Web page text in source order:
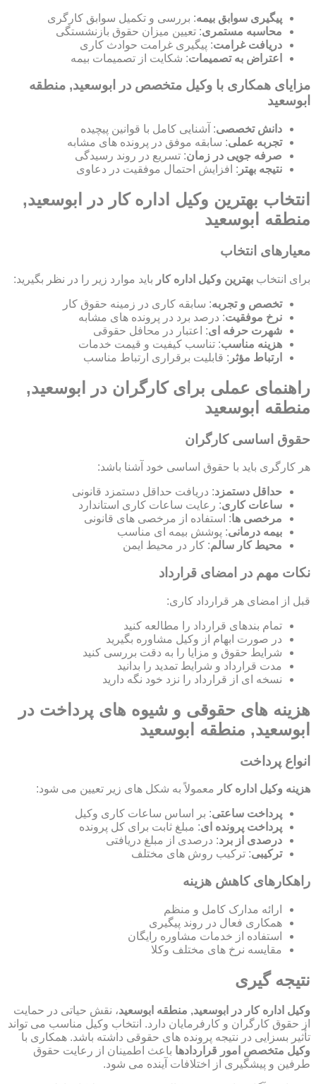
پیگیری سوابق بیمه: بررسی و تکمیل سوابق کارگری
محاسبه مستمری: تعیین میزان حقوق بازنشستگی
دریافت غرامت: پیگیری غرامت حوادث کاری
اعتراض به تصمیمات: شکایت از تصمیمات بیمه
مزایای همکاری با وکیل متخصص در ابوسعید, منطقه
ابوسعید
دانش تخصصی: آشنایی کامل با قوانین پیچیده
تجربه عملی: سابقه موفق در پرونده های مشابه
صرفه جویی در زمان: تسریع در روند رسیدگی
نتیجه بهتر : افزایش احتمال موفقیت در دعاوی
انتخاب بهترین وکیل اداره کار در ابوسعید,
منطقه ابوسعید
معیارهای انتخاب
برای انتخاب بهترین وکیل اداره کار باید موارد زیر را در نظر بگیرید:
تخصص و تجربه: سابقه کاری در زمینه حقوق کار
نرخ موفقیت: درصد برد در پرونده های مشابه
شهرت حرفه ای: اعتبار در محافل حقوقی
هزینه مناسب: تناسب کیفیت و قیمت خدمات
ارتباط مؤثر : قابلیت برقراری ارتباط مناسب
راهنمای عملی برای کارگران در ابوسعید,
منطقه ابوسعید
حقوق اساسی کارگران
هر کارگری باید با حقوق اساسی خود آشنا باشد:
حداقل دستمزد: دریافت حداقل دستمزد قانونی
ساعات کاری: رعایت ساعات کاری استاندارد
مرخصی ها: استفاده از مرخصی های قانونی
بیمه درمانی: پوشش بیمه ای مناسب
محیط کار سالم: کار در محیط ایمن
نکات مهم در امضای قرارداد
قبل از امضای هر قرارداد کاری:
تمام بندهای قرارداد را مطالعه کنید
در صورت ابهام از وکیل مشاوره بگیرید
شرایط حقوق و مزایا را به دقت بررسی کنید
مدت قرارداد و شرایط تمدید را بدانید
نسخه ای از قرارداد را نزد خود نگه دارید
هزینه های حقوقی و شیوه های پرداخت در
ابوسعید, منطقه ابوسعید
انواع پرداخت
هزینه وکیل اداره کار معمولاً به شکل های زیر تعیین می شود:
پرداخت ساعتی: بر اساس ساعات کاری وکیل
پرداخت پرونده ای: مبلغ ثابت برای کل پرونده
درصدی از برد: درصدی از مبلغ دریافتی
ترکیبی: ترکیب روش های مختلف
راهکارهای کاهش هزینه
ارائه مدارک کامل و منظم
همکاری فعال در روند پیگیری
استفاده از خدمات مشاوره رایگان
مقایسه نرخ های مختلف وکلا
نتیجه گیری
وکیل اداره کار در ابوسعید, منطقه ابوسعید، نقش حیاتی در حمایت
از حقوق کارگران و کارفرمایان دارد. انتخاب وکیل مناسب می تواند
تأثیر بسزایی در نتیجه پرونده های حقوقی داشته باشد. همکاری با
وکیل متخصص امور قراردادها باعث اطمینان از رعایت حقوق
طرفین و پیشگیری از اختلافات آینده می شود.